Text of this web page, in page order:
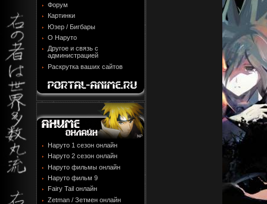
Форум
Картинки
Юзер / Бигбары
О Наруто
Другое и связь с
администрацией
Раскрутка ваших сайтов
Наруто 1 сезон онлайн
Наруто 2 сезон онлайн
Наруто фильмы онлайн
Наруто фильм 9
Fairy Tail онлайн
Zetman / Зетмен онлайн